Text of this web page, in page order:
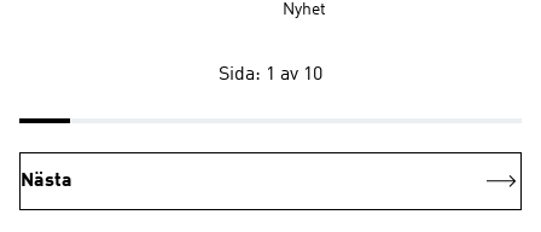
Nyhet
Sida: 1 av 10
Nästa